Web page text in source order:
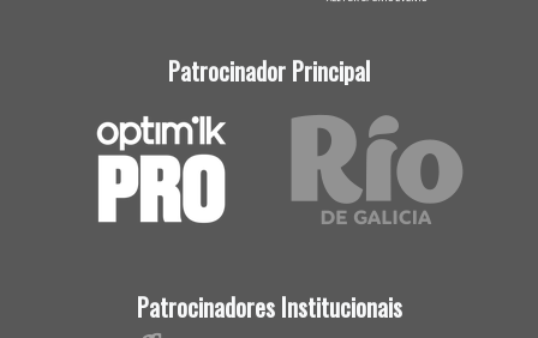
Patrocinador Principal
Patrocinadores Institucionais